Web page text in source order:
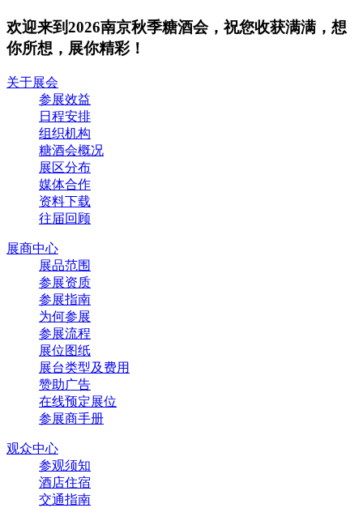
欢迎来到2026南京秋季糖酒会，祝您收获满满，想
你所想，展你精彩！
关于展会
参展效益
日程安排
组织机构
糖酒会概况
展区分布
媒体合作
资料下载
往届回顾
展商中心
展品范围
参展资质
参展指南
为何参展
参展流程
展位图纸
展台类型及费用
赞助广告
在线预定展位
参展商手册
观众中心
参观须知
酒店住宿
交通指南